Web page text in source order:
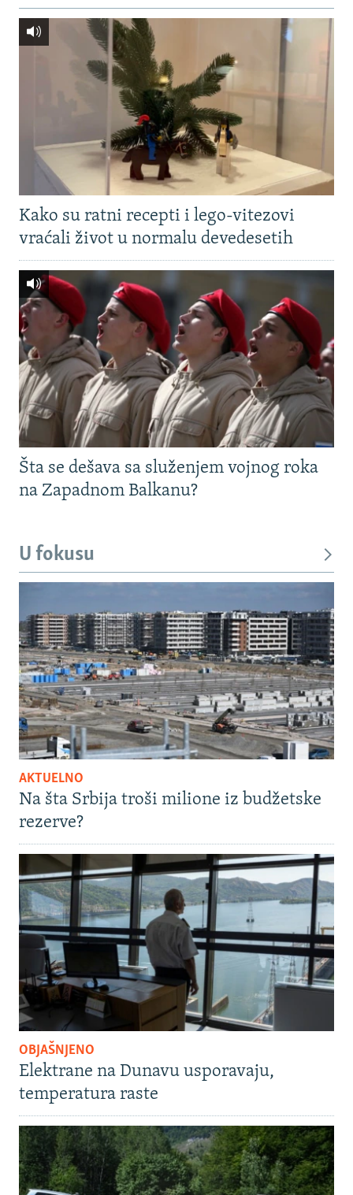
Kako su ratni recepti i lego-vitezovi
vraćali život u normalu devedesetih
Šta se dešava sa služenjem vojnog roka
na Zapadnom Balkanu?
U fokusu
AKTUELNO
Na šta Srbija troši milione iz budžetske
rezerve?
OBJAŠNJENO
Elektrane na Dunavu usporavaju,
temperatura raste